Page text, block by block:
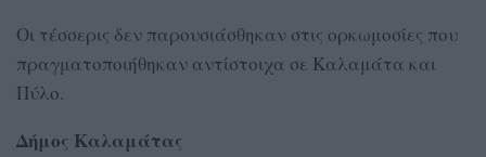
Οι τέσσερις δεν παρουσιάσθηκαν στις ορκωμοσίες που
πραγματοποιήθηκαν αντίστοιχα σε Καλαμάτα και
Πύλο.
Δήμος Καλαμάτας